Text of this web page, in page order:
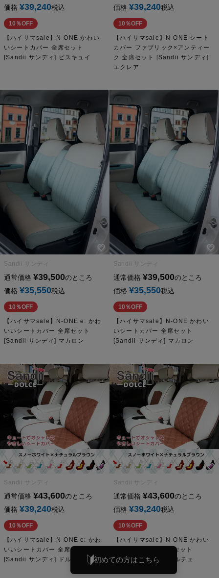
価格 ¥39,240税込
10％OFF
【ハイサマsale】N-ONE かわい
いシートカバー 全席セット
[Sandii サンディ] ビスキュイ
価格 ¥39,240税込
10％OFF
【ハイサマsale】N-ONE シート
カバー ファブリック×アンティー
ク 全席セット [Sandii サンディ]
エクレア
Sandii サンディ
通常価格 ¥39,500のところ
価格 ¥35,550税込
10％OFF
【ハイサマsale】N-ONE e: かわ
いいシートカバー 全席セット
[Sandii サンディ] マカロン
Sandii サンディ
通常価格 ¥39,500のところ
価格 ¥35,550税込
10％OFF
【ハイサマsale】N-ONE かわい
いシートカバー 全席セット
[Sandii サンディ] マカロン
Sandii サンディ
通常価格 ¥43,600のところ
価格 ¥39,240税込
10％OFF
【ハイサマsale】N-ONE e: かわ
いいシートカバー 全席セット
[Sandii サンディ] ドルチェ
Sandii サンディ
通常価格 ¥43,600のところ
価格 ¥39,240税込
10％OFF
【ハイサマsale】N-ONE かわい
いシートカバー 全席セット
[Sandii サンディ] ドルチェ
初めての方はこちら